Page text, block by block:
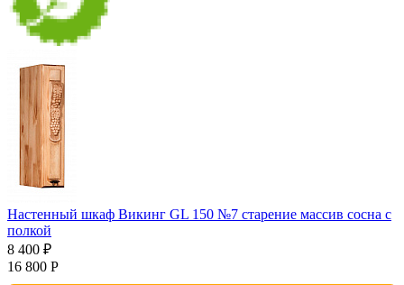
Настенный шкаф Викинг GL 150 №7 старение массив сосна с
полкой
8 400 ₽
16 800 Р